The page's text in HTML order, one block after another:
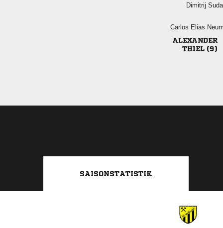

 

 
SAISONSTATISTIK